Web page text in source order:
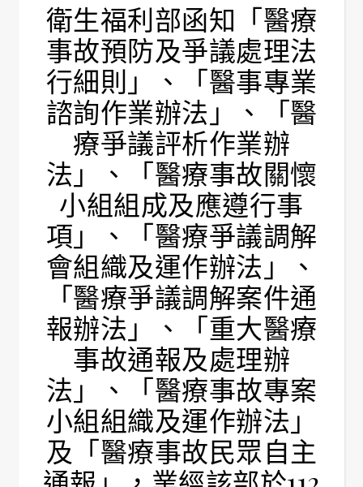
衛生福利部函知「醫療
事故預防及爭議處理法
行細則」、「醫事專業
諮詢作業辦法」、「醫
療爭議評析作業辦
法」、「醫療事故關懷
小組組成及應遵行事
項」、「醫療爭議調解
會組織及運作辦法」、
「醫療爭議調解案件通
報辦法」、「重大醫療
事故通報及處理辦
法」、「醫療事故專案
小組組織及運作辦法」
及「醫療事故民眾自主